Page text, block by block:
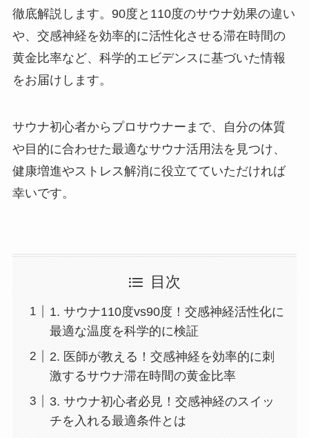
徹底解説します。90度と110度のサウナ効果の違い
や、交感神経を効率的に活性化させる滞在時間の
黄金比率など、科学的エビデンスに基づいた情報
をお届けします。
サウナ初心者からプロサウナーまで、自分の体質
や目的に合わせた最適なサウナ活用法を見つけ、
健康増進やストレス解消に役立てていただければ
幸いです。
目次
1. サウナ110度vs90度！交感神経活性化に
最適な温度を科学的に検証
2. 医師が教える！交感神経を効率的に刺
激するサウナ滞在時間の黄金比率
3. サウナ初心者必見！交感神経のスイッ
チを入れる最適条件とは